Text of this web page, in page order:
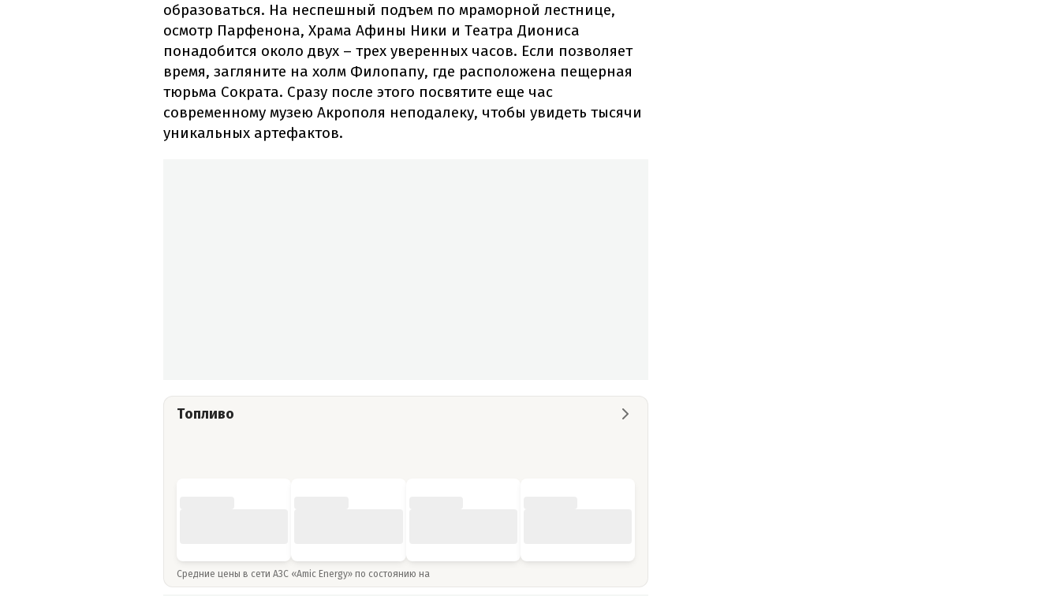
образоваться. На неспешный подъем по мраморной лестнице,
осмотр Парфенона, Храма Афины Ники и Театра Диониса
понадобится около двух – трех уверенных часов. Если позволяет
время, загляните на холм Филопапу, где расположена пещерная
тюрьма Сократа. Сразу после этого посвятите еще час
современному музею Акрополя неподалеку, чтобы увидеть тысячи
уникальных артефактов.
Топливо
Средние цены в сети АЗС «Amic Energy» по состоянию на